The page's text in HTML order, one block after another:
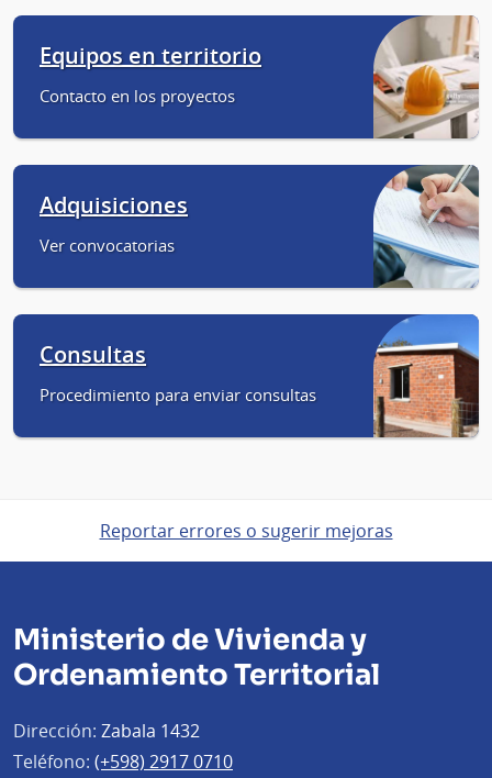
Equipos en territorio
Contacto en los proyectos
Adquisiciones
Ver convocatorias
Consultas
Procedimiento para enviar consultas
Reportar errores o sugerir mejoras
Ministerio de Vivienda y
Ordenamiento Territorial
Dirección: Zabala 1432
Teléfono: (+598) 2917 0710